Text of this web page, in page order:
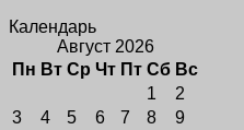
Календарь
Август 2026
Пн Вт Ср Чт Пт Сб Вс
1
2
3
4 5 6 7 8
9